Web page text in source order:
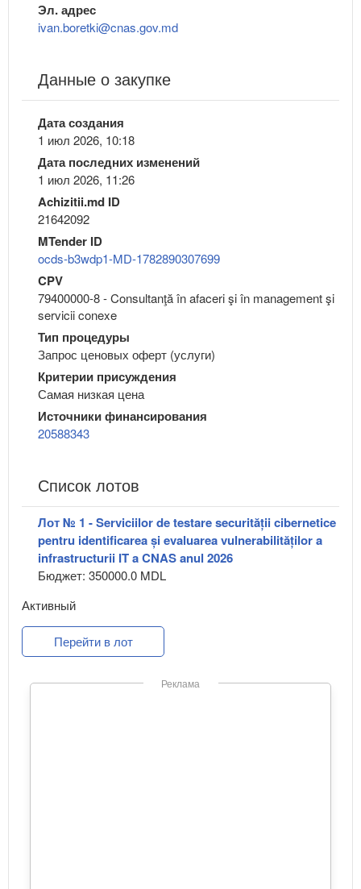
Эл. адрес
ivan.boretki@cnas.gov.md
Данные о закупке
Дата создания
1 июл 2026, 10:18
Дата последних изменений
1 июл 2026, 11:26
Achizitii.md ID
21642092
MTender ID
ocds-b3wdp1-MD-1782890307699
CPV
79400000-8 - Consultanţă în afaceri şi în management şi
servicii conexe
Тип процедуры
Запрос ценовых оферт (услуги)
Критерии присуждения
Самая низкая цена
Источники финансирования
20588343
Список лотов
Лот № 1 - Serviciilor de testare securității cibernetice
pentru identificarea și evaluarea vulnerabilităților a
infrastructurii IT a CNAS anul 2026
Бюджет: 350000.0 MDL
Активный
Перейти в лот
Реклама